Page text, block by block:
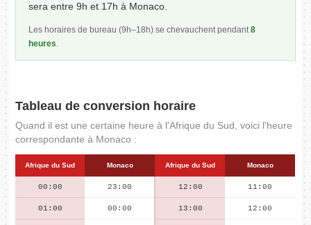
sera entre 9h et 17h à Monaco.
Les horaires de bureau (9h–18h) se chevauchent pendant8
heures.
Tableau de conversion horaire
Quand il est une certaine heure à l'Afrique du Sud, voici l'heure
correspondante à Monaco :
Afrique du Sud Monaco Afrique du Sud Monaco
00:00 23:00 12:00 11:00
01:00 00:00 13:00 12:00